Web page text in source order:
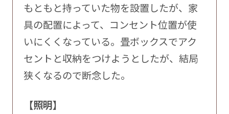
もともと持っていた物を設置したが、家
具の配置によって、コンセント位置が使
いにくくなっている。畳ボックスでアク
セントと収納をつけようとしたが、結局
狭くなるので断念した。
【照明】